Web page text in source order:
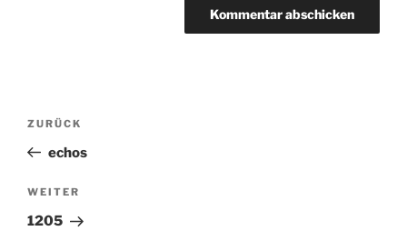
Beitragsnavigation
Vorheriger
Beitrag
ZURÜCK
echos
Nächster
Beitrag
WEITER
1205